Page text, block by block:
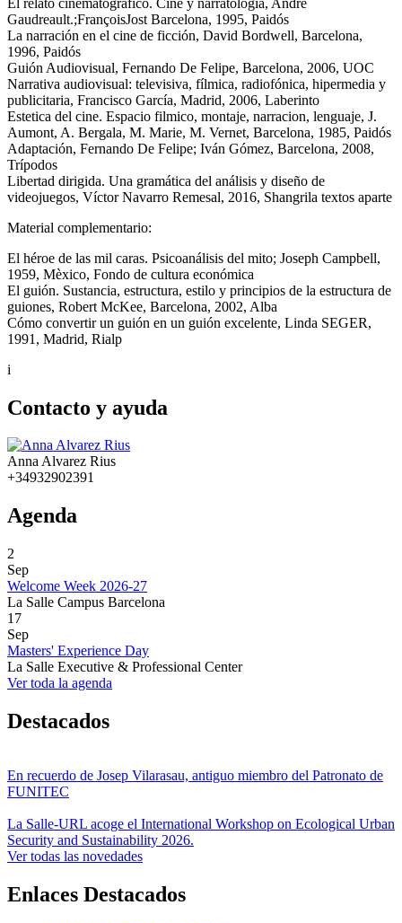
Gaudreault.;FrançoisJost Barcelona, 1995, Paidós
La narración en el cine de ficción, David Bordwell, Barcelona,
1996, Paidós
Guión Audiovisual, Fernando De Felipe, Barcelona, 2006, UOC
Narrativa audiovisual: televisiva, fílmica, radiofónica, hipermedia y
publicitaria, Francisco García, Madrid, 2006, Laberinto
Estetica del cine. Espacio filmico, montaje, narracion, lenguaje, J.
Aumont, A. Bergala, M. Marie, M. Vernet, Barcelona, 1985, Paidós
Adaptación, Fernando De Felipe; Iván Gómez, Barcelona, 2008,
Trípodos
Libertad dirigida. Una gramática del análisis y diseño de
videojuegos, Víctor Navarro Remesal, 2016, Shangrila textos aparte
Material complementario:
El héroe de las mil caras. Psicoanálisis del mito; Joseph Campbell,
1959, Mèxico, Fondo de cultura económica
El guión. Sustancia, estructura, estilo y principios de la estructura de
guiones, Robert McKee, Barcelona, 2002, Alba
Cómo convertir un guión en un guión excelente, Linda SEGER,
1991, Madrid, Rialp
i
Contacto y ayuda
Anna Alvarez Rius
+34932902391
Agenda
2
Sep
Welcome Week 2026-27
La Salle Campus Barcelona
17
Sep
Masters' Experience Day
La Salle Executive & Professional Center
Ver toda la agenda
Destacados
En recuerdo de Josep Vilarasau, antiguo miembro del Patronato de
FUNITEC
La Salle-URL acoge el International Workshop on Ecological Urban
Security and Sustainability 2026.
Ver todas las novedades
Enlaces Destacados